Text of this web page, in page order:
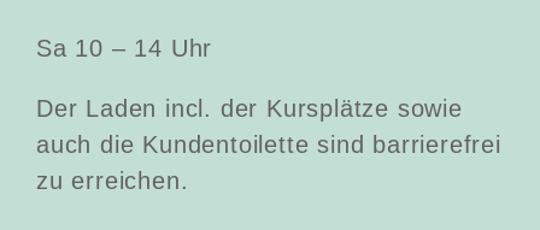
Sa 10 – 14 Uhr
Der Laden incl. der Kursplätze sowie
auch die Kundentoilette sind barrierefrei
zu erreichen.